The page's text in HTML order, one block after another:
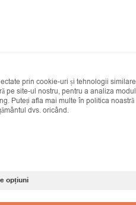
prin cookie-uri și tehnologii similare
pe site-ul nostru, pentru a analiza modul
Puteți afla mai multe în politica noastră
dvs. oricând.
opțiuni